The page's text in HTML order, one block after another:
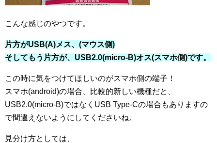
こんな感じのやつです。
片方がUSB(A)メス、(マウス側)
そしてもう片方が、USB2.0(micro-B)オス(スマホ側)です。
この時に気をつけてほしいのがスマホ側の端子！
スマホ(android)の場合、比較的新しい機種だと、
USB2.0(micro-B)ではなくUSB Type-Cの場合もありますの
で間違えないようにしてくださいね。
見分け方としては、